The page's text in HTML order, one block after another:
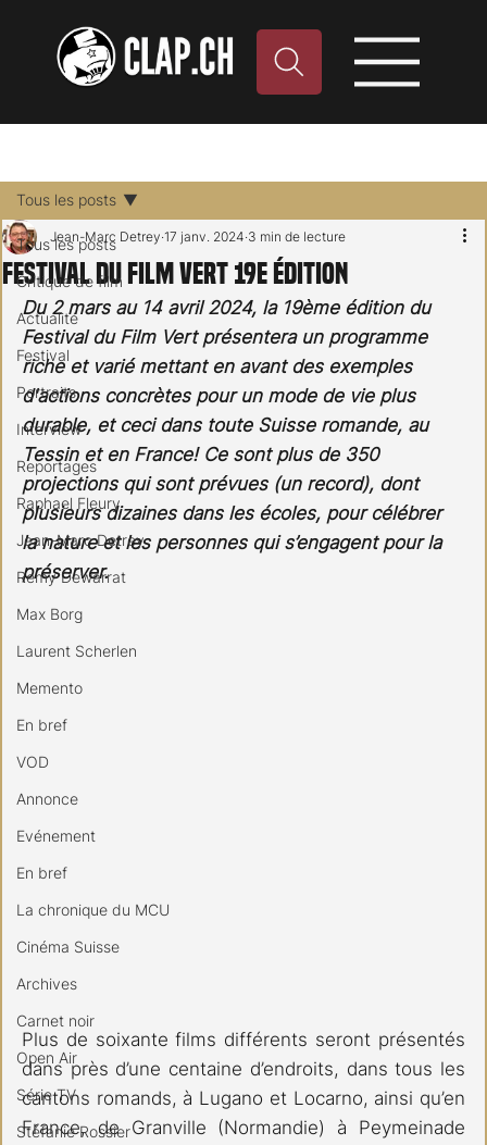
Tous les posts
Critique de film
Actualité
Festival
Portraits
Interview
Reportages
Raphael Fleury
Jean-Marc Detrey
Remy Dewarrat
Max Borg
Laurent Scherlen
Memento
En bref
VOD
Annonce
Evénement
En bref
La chronique du MCU
Cinéma Suisse
Archives
Carnet noir
Open Air
Série TV
Stéfanie Rossier
Tous les posts
Festival du Film Vert 19e édition
Jean-Marc Detrey 17 janv. 2024 3 min de lecture
Du 2 mars au 14 avril 2024, la 19ème édition du
Festival du Film Vert présentera un programme
riche et varié mettant en avant des exemples
d'actions concrètes pour un mode de vie plus
durable, et ceci dans toute Suisse romande, au
Tessin et en France! Ce sont plus de 350
projections qui sont prévues (un record), dont
plusieurs dizaines dans les écoles, pour célébrer
la nature et les personnes qui s’engagent pour la
préserver.
Plus de soixante films différents seront présentés
dans près d’une centaine d’endroits, dans tous les
cantons romands, à Lugano et Locarno, ainsi qu’en
France, de Granville (Normandie) à Peymeinade